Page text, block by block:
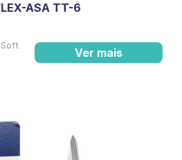
ASA TT-6
Ver mais